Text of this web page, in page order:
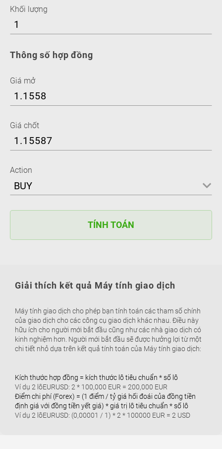
Khối lượng
Thông số hợp đồng
Giá mở
Giá chốt
Action
BUY
TÍNH TOÁN
Giải thích kết quả Máy tính giao dịch
Máy tính giao dịch cho phép bạn tính toán các tham số chính
của giao dịch cho các công cụ giao dịch khác nhau. Điều này
hữu ích cho người mới bắt đầu cũng như các nhà giao dịch có
kinh nghiệm hơn. Người mới bắt đầu sẽ được hưởng lợi từ một
chi tiết nhỏ dựa trên kết quả tính toán của Máy tính giao dịch:
Kích thước hợp đồng = kích thước lô tiêu chuẩn * số lô
Ví dụ 2 lôEURUSD: 2 * 100,000 EUR = 200,000 EUR
Điểm chi phí (Forex) = (1 điểm / tỷ giá hối đoái của đồng tiền
định giá với đồng tiền yết giá) * giá trị lô tiêu chuẩn * số lô
Ví dụ 2 lôEURUSD: (0,00001 / 1) * 2 * 100000 EUR = 2 USD